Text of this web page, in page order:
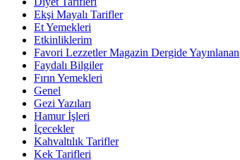
Ekşi Mayalı Tarifler
Et Yemekleri
Etkinliklerim
Favori Lezzetler Magazin Dergide Yayınlanan
Faydalı Bilgiler
Fırın Yemekleri
Genel
Gezi Yazıları
Hamur İşleri
İçecekler
Kahvaltılık Tarifler
Kek Tarifleri